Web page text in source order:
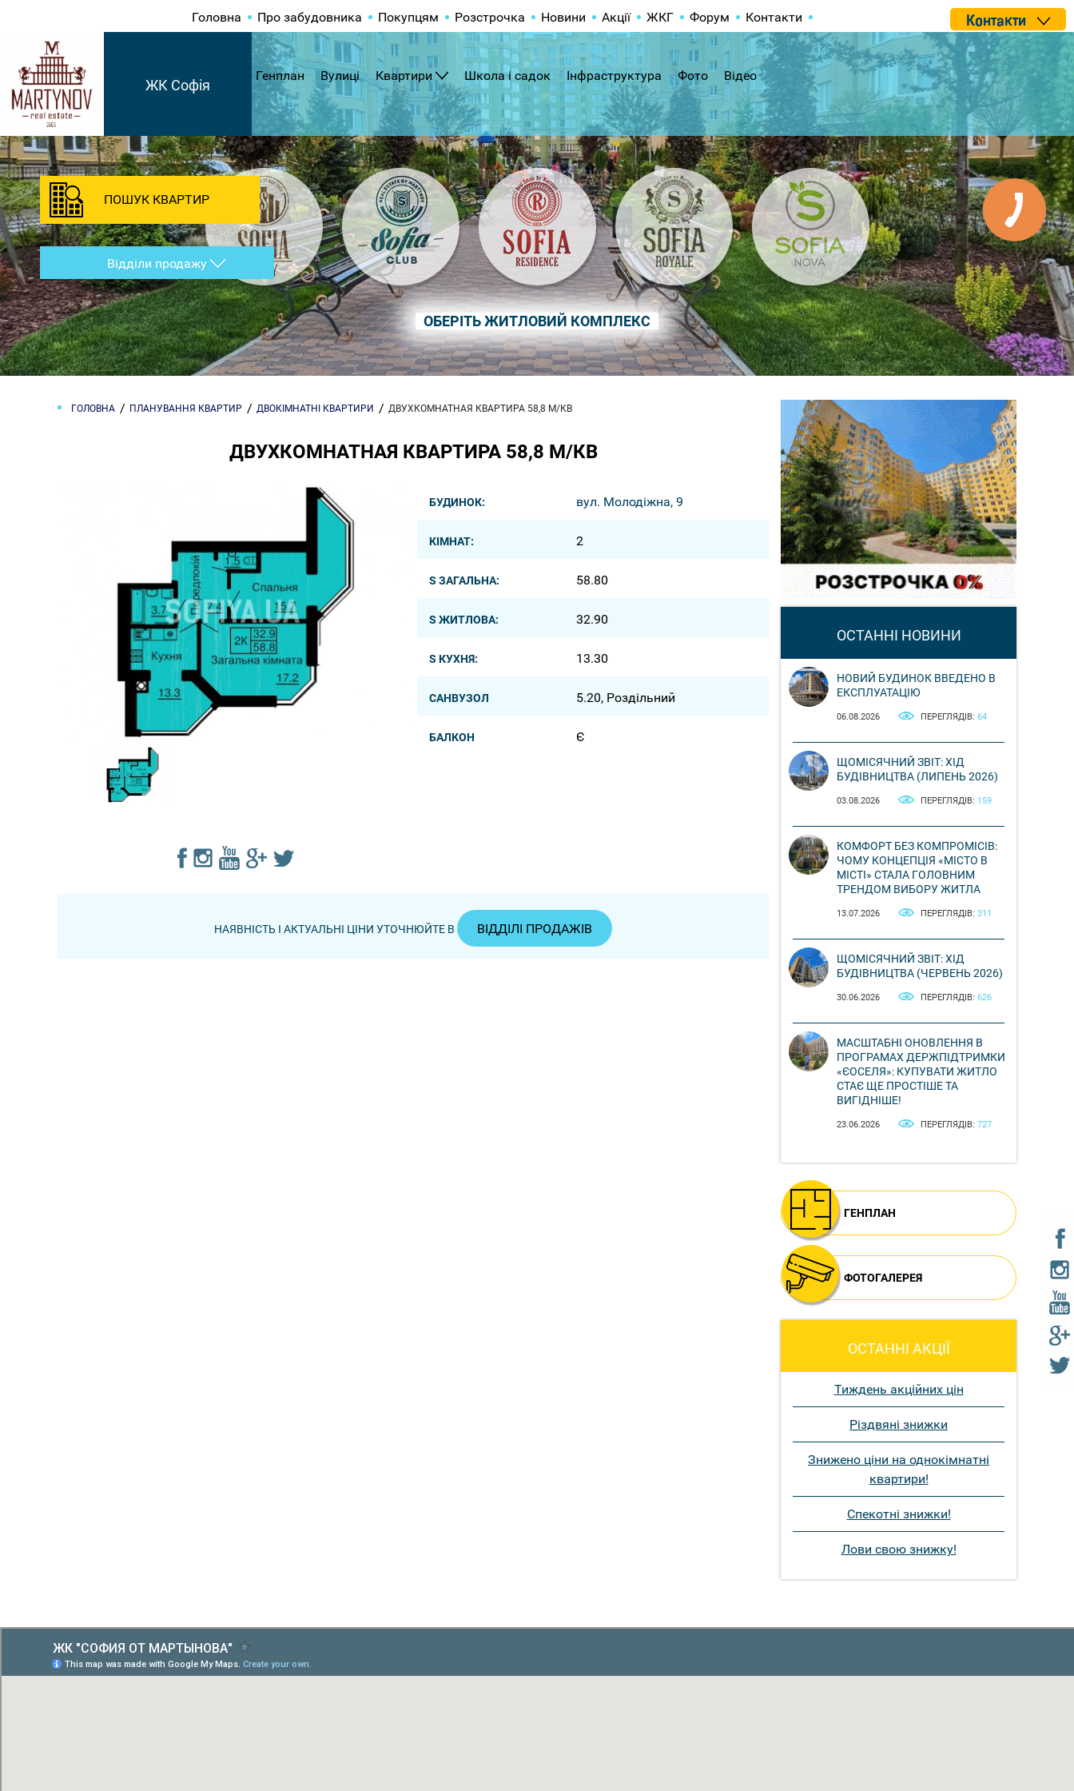
ОБЕРІТЬ ЖИТЛОВИЙ КОМПЛЕКС
Головна Про забудовника Покупцям Розстрочка Новини Акції ЖКГ Форум Контакти Контакти
ЖК Софія
Генплан Вулиці Квартири Школа і садок Інфраструктура Фото Відео
ПОШУК КВАРТИР
Відділи продажу
ГОЛОВНА ПЛАНУВАННЯ КВАРТИР ДВОКІМНАТНІ КВАРТИРИ ДВУХКОМНАТНАЯ КВАРТИРА 58,8 М/КВ
ДВУХКОМНАТНАЯ КВАРТИРА 58,8 М/КВ
БУДИНОК: вул. Молодіжна, 9
КІМНАТ: 2
S ЗАГАЛЬНА: 58.80
S ЖИТЛОВА: 32.90
S КУХНЯ: 13.30
САНВУЗОЛ 5.20, Роздільний
БАЛКОН Є
НАЯВНІСТЬ І АКТУАЛЬНІ ЦІНИ УТОЧНЮЙТЕ В ВІДДІЛІ ПРОДАЖІВ
ОСТАННІ НОВИНИ
НОВИЙ БУДИНОК ВВЕДЕНО В
ЕКСПЛУАТАЦІЮ
06.08.2026 ПЕРЕГЛЯДІВ: 64
ЩОМІСЯЧНИЙ ЗВІТ: ХІД
БУДІВНИЦТВА (ЛИПЕНЬ 2026)
03.08.2026 ПЕРЕГЛЯДІВ: 159
КОМФОРТ БЕЗ КОМПРОМІСІВ:
ЧОМУ КОНЦЕПЦІЯ «МІСТО В
МІСТІ» СТАЛА ГОЛОВНИМ
ТРЕНДОМ ВИБОРУ ЖИТЛА
13.07.2026 ПЕРЕГЛЯДІВ: 311
ЩОМІСЯЧНИЙ ЗВІТ: ХІД
БУДІВНИЦТВА (ЧЕРВЕНЬ 2026)
30.06.2026 ПЕРЕГЛЯДІВ: 626
МАСШТАБНІ ОНОВЛЕННЯ В
ПРОГРАМАХ ДЕРЖПІДТРИМКИ
«ЄОСЕЛЯ»: КУПУВАТИ ЖИТЛО
СТАЄ ЩЕ ПРОСТІШЕ ТА
ВИГІДНІШЕ!
23.06.2026 ПЕРЕГЛЯДІВ: 727
ГЕНПЛАН
ФОТОГАЛЕРЕЯ
ОСТАННІ АКЦІЇ
Тиждень акційних цін
Різдвяні знижки
Знижено ціни на однокімнатні
квартири!
Спекотні знижки!
Лови свою знижку!